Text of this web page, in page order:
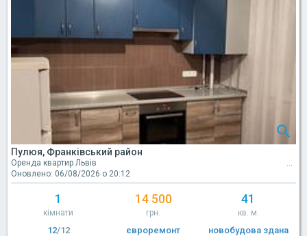
Пулюя, Франківський район
Оренда квартир Львів
Оновлено: 06/08/2026 о 20:12
1
кімнати
14 500
грн.
41
кв. м.
12/12 євроремонт новобудова здана